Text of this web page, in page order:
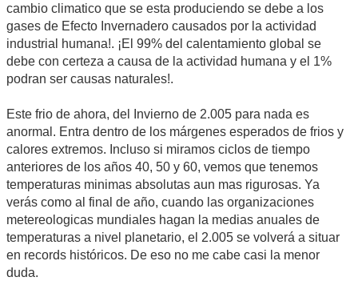
cambio climatico que se esta produciendo se debe a los
gases de Efecto Invernadero causados por la actividad
industrial humana!. ¡El 99% del calentamiento global se
debe con certeza a causa de la actividad humana y el 1%
podran ser causas naturales!.
Este frio de ahora, del Invierno de 2.005 para nada es
anormal. Entra dentro de los márgenes esperados de frios y
calores extremos. Incluso si miramos ciclos de tiempo
anteriores de los años 40, 50 y 60, vemos que tenemos
temperaturas minimas absolutas aun mas rigurosas. Ya
verás como al final de año, cuando las organizaciones
metereologicas mundiales hagan la medias anuales de
temperaturas a nivel planetario, el 2.005 se volverá a situar
en records históricos. De eso no me cabe casi la menor
duda.